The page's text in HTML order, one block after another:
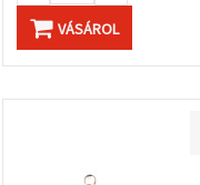
VÁSÁROL